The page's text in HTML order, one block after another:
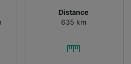
Distance
635 km